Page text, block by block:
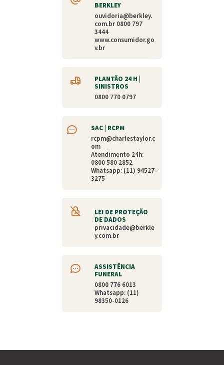
BERKLEY
ouvidoria@berkley.
com.br 0800 797
3444
www.consumidor.go
v.br
PLANTÃO 24 H |
SINISTROS
0800 770 0797
SAC | RCPM
rcpm@charlestaylor.c
om
Atendimento 24h:
0800 580 2852
Whatsapp: (11) 94527-
3275
LEI DE PROTEÇÃO
DE DADOS
privacidade@berkle
y.com.br
ASSISTÊNCIA
FUNERAL
0800 776 6013
Whatsapp: (11)
98350-0126